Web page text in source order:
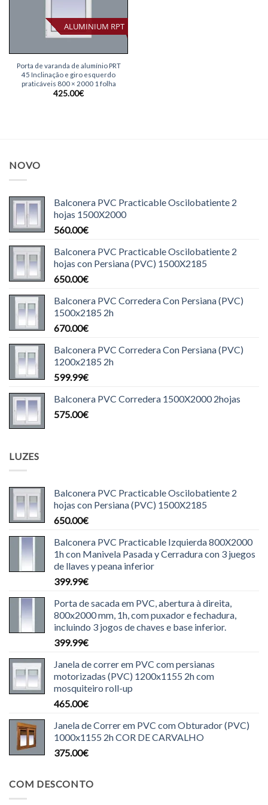
ALUMINIUM RPT
Porta de varanda de alumínio PRT
45 Inclinação e giro esquerdo
praticáveis 800 × 2000 1 folha
425.00€
NOVO
Balconera PVC Practicable Oscilobatiente 2
hojas 1500X2000
560.00€
Balconera PVC Practicable Oscilobatiente 2
hojas con Persiana (PVC) 1500X2185
650.00€
Balconera PVC Corredera Con Persiana (PVC)
1500x2185 2h
670.00€
Balconera PVC Corredera Con Persiana (PVC)
1200x2185 2h
599.99€
Balconera PVC Corredera 1500X2000 2hojas
575.00€
LUZES
Balconera PVC Practicable Oscilobatiente 2
hojas con Persiana (PVC) 1500X2185
650.00€
Balconera PVC Practicable Izquierda 800X2000
1h con Manivela Pasada y Cerradura con 3 juegos
de llaves y peana inferior
399.99€
Porta de sacada em PVC, abertura à direita,
800x2000 mm, 1h, com puxador e fechadura,
incluindo 3 jogos de chaves e base inferior.
399.99€
Janela de correr em PVC com persianas
motorizadas (PVC) 1200x1155 2h com
mosquiteiro roll-up
465.00€
Janela de Correr em PVC com Obturador (PVC)
1000x1155 2h COR DE CARVALHO
375.00€
COM DESCONTO